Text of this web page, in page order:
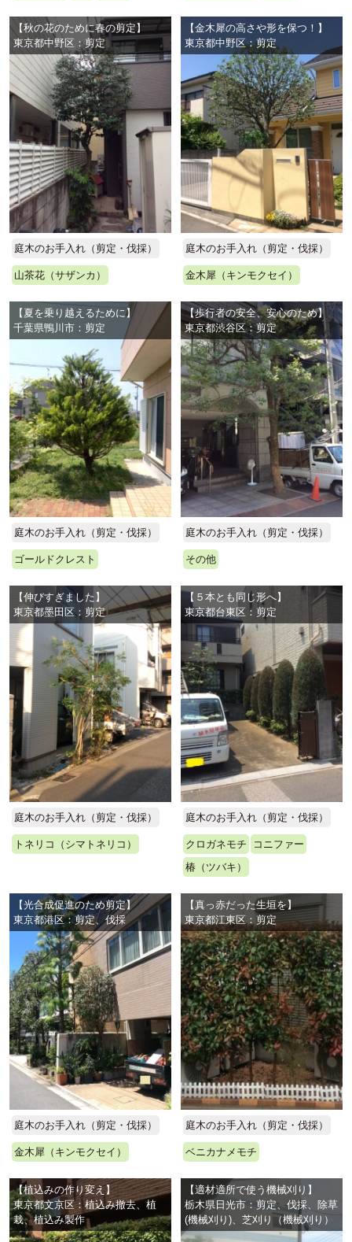
【秋の花のために春の剪定】
東京都中野区：剪定
庭木のお手入れ（剪定・伐採）
山茶花（サザンカ）
【金木犀の高さや形を保つ！】
東京都中野区：剪定
庭木のお手入れ（剪定・伐採）
金木犀（キンモクセイ）
【夏を乗り越えるために】
千葉県鴨川市：剪定
庭木のお手入れ（剪定・伐採）
ゴールドクレスト
【歩行者の安全、安心のため】
東京都渋谷区：剪定
庭木のお手入れ（剪定・伐採）
その他
【伸びすぎました】
東京都墨田区：剪定
庭木のお手入れ（剪定・伐採）
トネリコ（シマトネリコ）
【５本とも同じ形へ】
東京都台東区：剪定
庭木のお手入れ（剪定・伐採）
クロガネモチ
コニファー
椿（ツバキ）
【光合成促進のため剪定】
東京都港区：剪定、伐採
庭木のお手入れ（剪定・伐採）
金木犀（キンモクセイ）
【真っ赤だった生垣を】
東京都江東区：剪定
庭木のお手入れ（剪定・伐採）
ベニカナメモチ
【植込みの作り変え】
東京都文京区：植込み撤去、植
栽、植込み製作
【適材適所で使う機械刈り】
栃木県日光市：剪定、伐採、除草
(機械刈り)、芝刈り（機械刈り）